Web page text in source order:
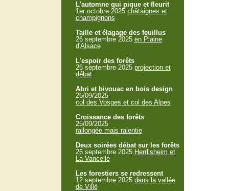
L'automne qui pique et fleurit
1er octobre 2025 châtaignes et
champignons
Taille et élagage des feuillus
26 septembre 2025 en Plaine
d'Alsace
L'espoir des forêts
26 septembre 2025 projection et
débat
Abri et bivouac en bois design
26/09/2025
col des Vosges et col des Alpes
Croissance des forêts
25/09/2025
rallongée mais ralentie
Deux soirées débat sur les forêts
26 septembre 2025 Herrlisheim et
La Vancelle
Les forestiers se redressent
12 septembre 2025 dans la vallée
de Villé